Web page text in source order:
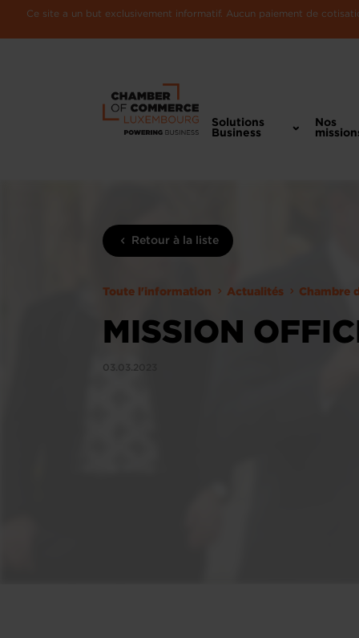
Ce site a un but exclusivement informatif. Aucun paiement de
Solutions
Business
Nos
Retour à la liste
Toute l'information Actualités Chambre
MISSION
03.03.2023